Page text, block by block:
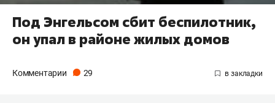
Под Энгельсом сбит беспилотник,
он упал в районе жилых домов
Комментарии 29